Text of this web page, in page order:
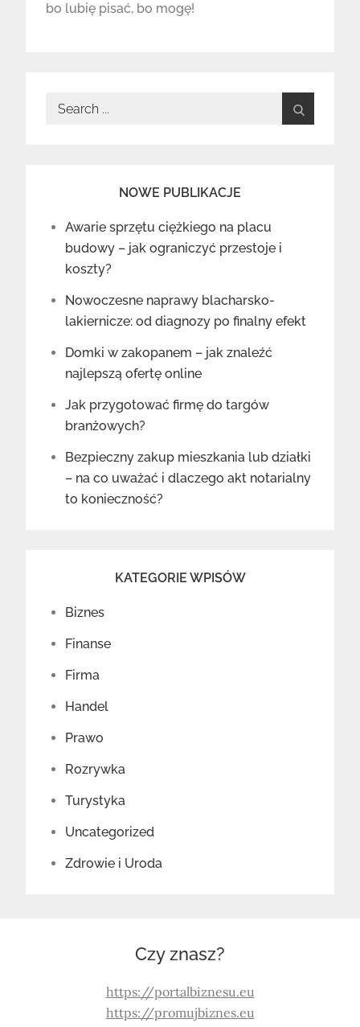
bo lubię pisać, bo mogę!
Search
NOWE PUBLIKACJE
Awarie sprzętu ciężkiego na placu
budowy – jak ograniczyć przestoje i
koszty?
Nowoczesne naprawy blacharsko-
lakiernicze: od diagnozy po finalny efekt
Domki w zakopanem – jak znaleźć
najlepszą ofertę online
Jak przygotować firmę do targów
branżowych?
Bezpieczny zakup mieszkania lub działki
– na co uważać i dlaczego akt notarialny
to konieczność?
KATEGORIE WPISÓW
Biznes
Finanse
Firma
Handel
Prawo
Rozrywka
Turystyka
Uncategorized
Zdrowie i Uroda
Czy znasz?
https://portalbiznesu.eu
https://promujbiznes.eu